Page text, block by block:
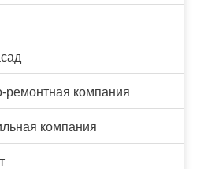
ремонтная компания
компания